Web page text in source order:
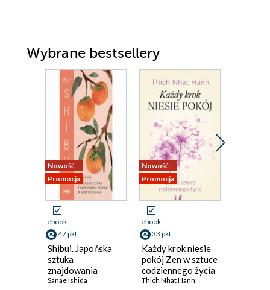
Wybrane bestsellery
Nowość
Promocja
ebook
47 pkt
Shibui. Japońska
sztuka
znajdowania
piękna w upływie
Sanae Ishida
Nowość
Promocja
ebook
33 pkt
Każdy krok niesie
pokój Zen w sztuce
codziennego życia
Thich Nhat Hanh